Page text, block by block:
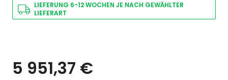
LIEFERUNG 6-12 WOCHEN JE NACH GEWÄHLTER
LIEFERART
5 951,37 €